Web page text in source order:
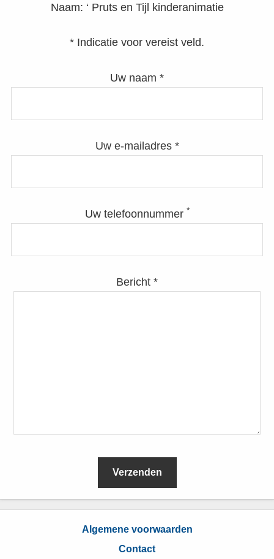
Naam: ‘ Pruts en Tijl kinderanimatie
* Indicatie voor vereist veld.
Uw naam *
Uw e-mailadres *
Uw telefoonnummer *
Bericht *
L
Algemene voorwaarden
Contact